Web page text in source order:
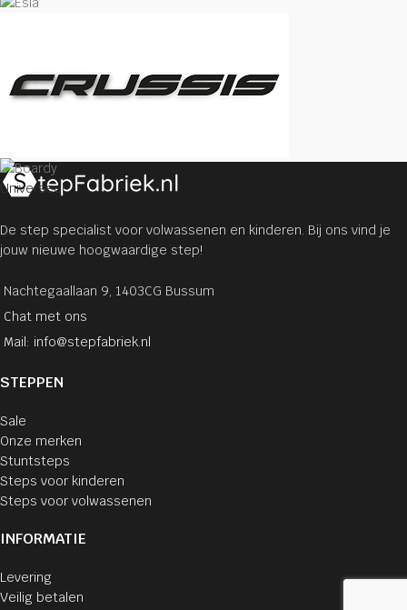
Universeel
De step specialist voor volwassenen en kinderen. Bij ons vind je
jouw nieuwe hoogwaardige step!
Nachtegaallaan 9, 1403CG Bussum
Chat met ons
Mail: info@stepfabriek.nl
STEPPEN
Sale
Onze merken
Stuntsteps
Steps voor kinderen
Steps voor volwassenen
INFORMATIE
Levering
Veilig betalen